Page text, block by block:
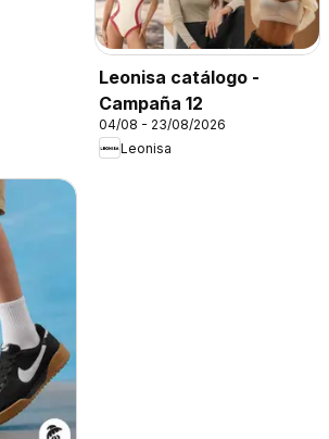
Leonisa catálogo -
Campaña 12
04/08 - 23/08/2026
Leonisa